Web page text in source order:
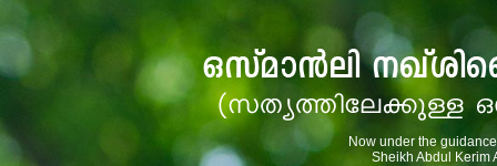
Now under the
Sheikh Abdul Kerim